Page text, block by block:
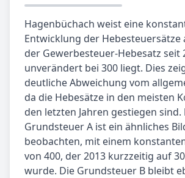
Hagenbüchach weist eine
Entwicklung der Hebesteuersätze
der Gewerbesteuer-Hebesatz seit
unverändert bei 300 liegt. Dies
deutliche Abweichung vom
da die Hebesätze in den meisten
den letzten Jahren gestiegen sind.
Grundsteuer A ist ein ähnliches
beobachten, mit einem
von 400, der 2013 kurzzeitig auf
wurde. Die Grundsteuer B bleibt